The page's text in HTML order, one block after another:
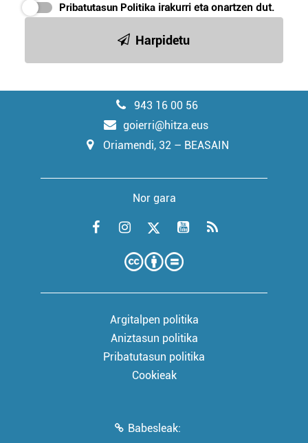
Pribatutasun Politika irakurri eta onartzen dut.
Harpidetu
943 16 00 56
goierri@hitza.eus
Oriamendi, 32 – BEASAIN
Nor gara
Argitalpen politika
Aniztasun politika
Pribatutasun politika
Cookieak
Babesleak: